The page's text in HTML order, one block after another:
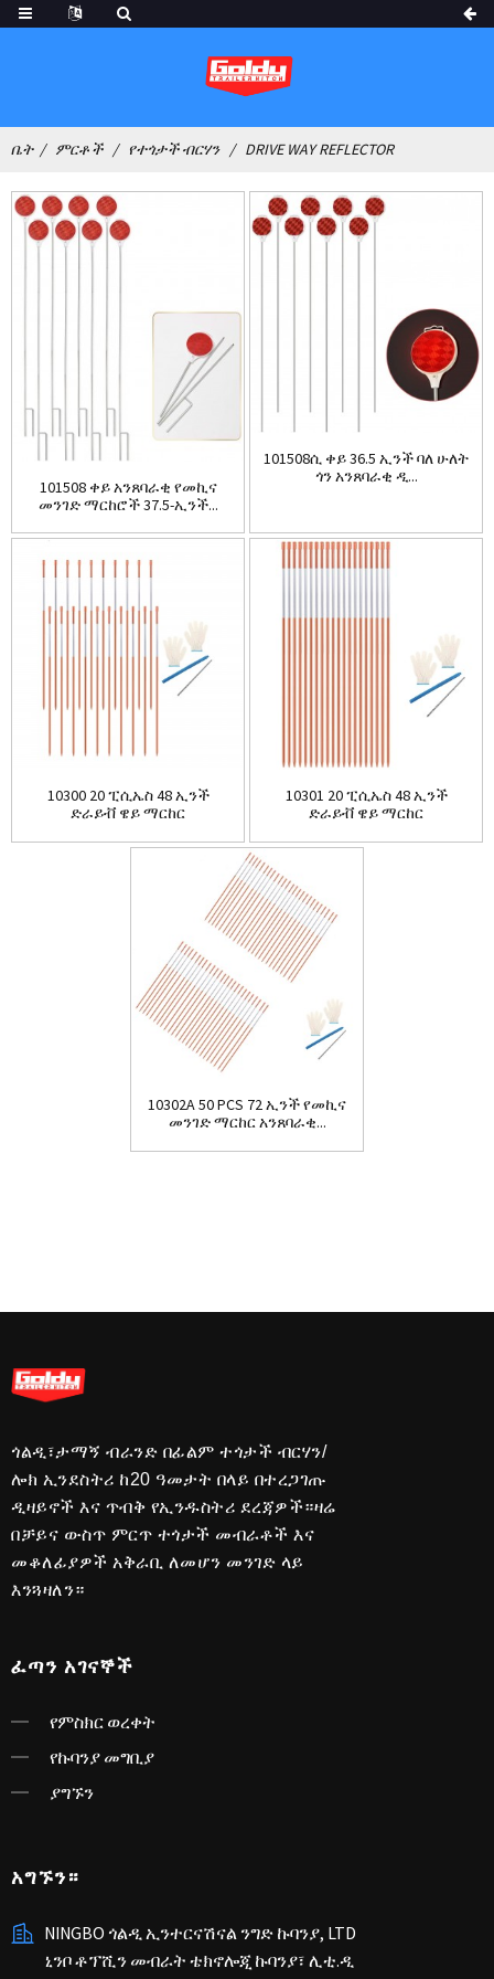
ቤት ምርቶች የተጎታች ብርሃን DRIVE WAY REFLECTOR
101508 ቀይ አንጸባራቂ የመኪና
መንገድ ማርከሮች 37.5-ኢንች...
101508ሲ ቀይ 36.5 ኢንች ባለ ሁለት
ጎን አንጸባራቂ ዲ...
10300 20 ፒሲኤስ 48 ኢንች
ድራይቭ ዌይ ማርከር
10301 20 ፒሲኤስ 48 ኢንች
ድራይቭ ዌይ ማርከር
10302A 50 PCS 72 ኢንች የመኪና
መንገድ ማርከር አንጸባራቂ...
ጎልዲ፣ታማኝ ብራንድ በፊልም ተጎታች ብርሃን/
ሎክ ኢንደስትሪ ከ20 ዓመታት በላይ በተረጋገጡ
ዲዛይኖች እና ጥብቅ የኢንዱስትሪ ደረጃዎች።ዛሬ
በቻይና ውስጥ ምርጥ ተጎታች መብራቶች እና
መቆለፊያዎች አቅራቢ ለመሆን መንገድ ላይ
እንጓዛለን።
ፈጣን አገናኞች
የምስክር ወረቀት
የኩባንያ መግቢያ
ያግኙን
አግኙን።
NINGBO ጎልዲ ኢንተርናሽናል ንግድ ኩባንያ, LTD
ኒንቦ ቶፕሺን መብራት ቴክኖሎጂ ኩባንያ፣ ሊቲ.ዲ